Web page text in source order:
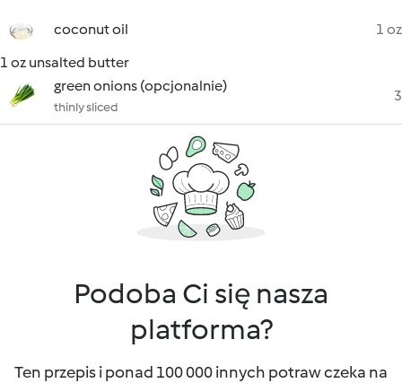
coconut oil
1 oz
1 oz unsalted butter
green onions (opcjonalnie)
thinly sliced
3
Podoba Ci się nasza
platforma?
Ten przepis i ponad 100 000 innych potraw czeka na